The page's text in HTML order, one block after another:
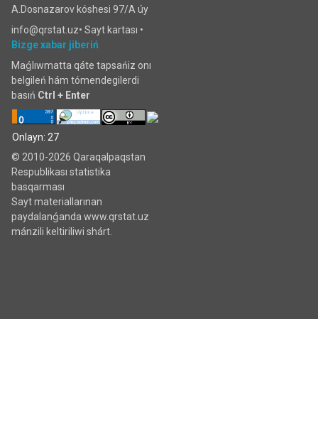
A.Dosnazarov kóshesi 97/A úy
info@qrstat.uz• Sayt kartası •
Bizge xabar jiberiń
Maǵlıwmatta qáte tapsańiz onı
belgileń hám tómendegilerdi
basıń Ctrl + Enter
Onlayn: 27
© 2010-2026 Qaraqalpaqstan
Respublikası statistika
basqarması
Sayt materiallarınan
paydalanǵanda www.qrstat.uz
mánzili keltiriliwi shárt.